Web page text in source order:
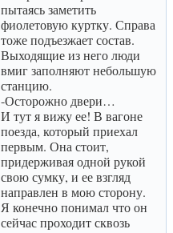
пытаясь заметить
фиолетовую куртку. Справа
тоже подъезжает состав.
Выходящие из него люди
вмиг заполняют небольшую
станцию.
-Осторожно двери…
И тут я вижу ее! В вагоне
поезда, который приехал
первым. Она стоит,
придерживая одной рукой
свою сумку, и ее взгляд
направлен в мою сторону.
Я конечно понимал что он
сейчас проходит сквозь